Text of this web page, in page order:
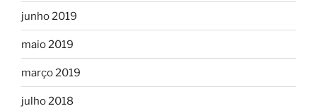
junho 2019
maio 2019
março 2019
julho 2018